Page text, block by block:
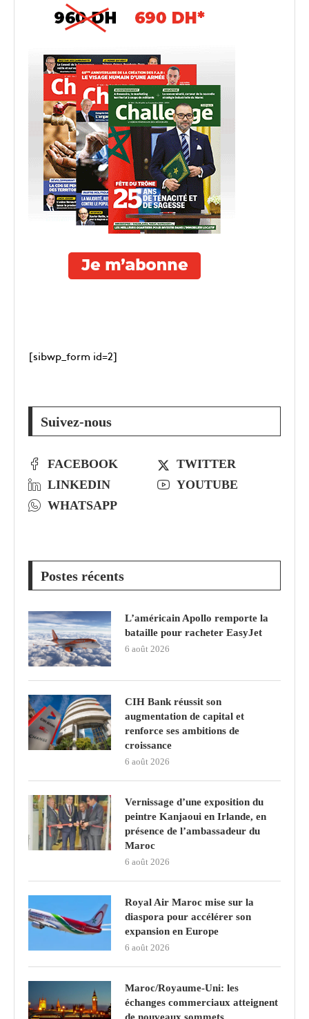
[sibwp_form id=2]
Suivez-nous
FACEBOOK
TWITTER
LINKEDIN
YOUTUBE
WHATSAPP
Postes récents
L’américain Apollo remporte la
bataille pour racheter EasyJet
6 août 2026
CIH Bank réussit son
augmentation de capital et
renforce ses ambitions de
croissance
6 août 2026
Vernissage d’une exposition du
peintre Kanjaoui en Irlande, en
présence de l’ambassadeur du
Maroc
6 août 2026
Royal Air Maroc mise sur la
diaspora pour accélérer son
expansion en Europe
6 août 2026
Maroc/Royaume-Uni: les
échanges commerciaux atteignent
de nouveaux sommets